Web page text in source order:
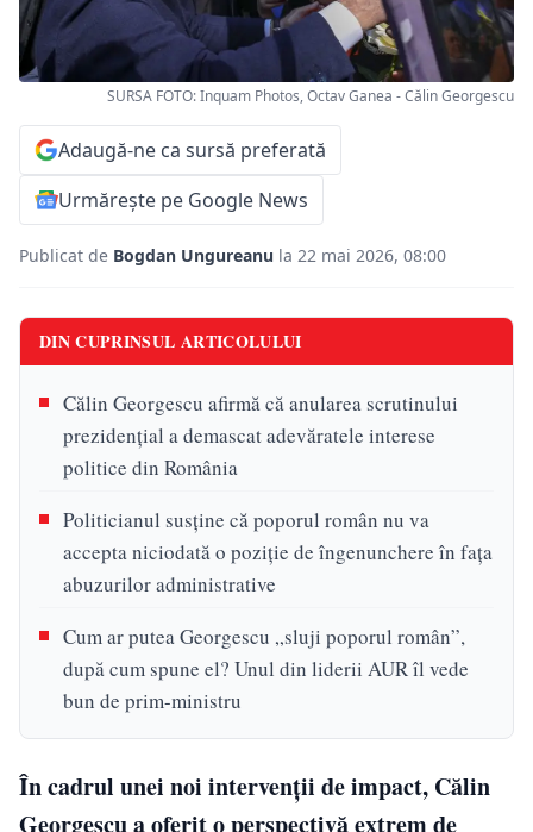
SURSA FOTO: Inquam Photos, Octav Ganea - Călin Georgescu
Adaugă-ne ca sursă preferată
Urmărește pe Google News
Publicat de Bogdan Ungureanu la 22 mai 2026, 08:00
DIN CUPRINSUL ARTICOLULUI
Călin Georgescu afirmă că anularea scrutinului
prezidențial a demascat adevăratele interese
politice din România
Politicianul susține că poporul român nu va
accepta niciodată o poziție de îngenunchere în fața
abuzurilor administrative
Cum ar putea Georgescu „sluji poporul român”,
după cum spune el? Unul din liderii AUR îl vede
bun de prim-ministru
În cadrul unei noi intervenții de impact, Călin
Georgescu a oferit o perspectivă extrem de